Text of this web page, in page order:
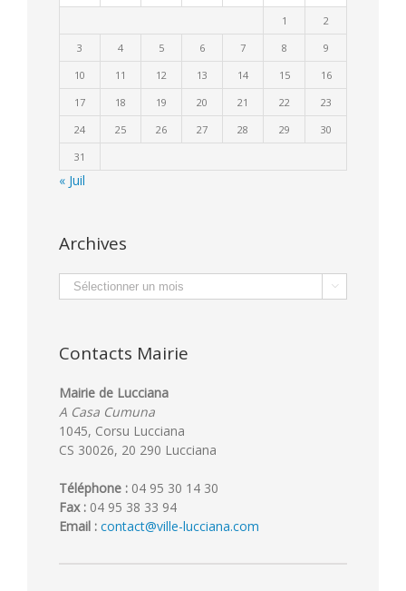
1
2
3
4 5 6 7 8
9
10
11 12 13 14 15
16
17
18 19 20 21 22
23
24
25 26 27 28 29
30
31
« Juil
Archives
Archives 
Contacts Mairie
Mairie de Lucciana
A Casa Cumuna
1045, Corsu Lucciana
CS 30026, 20 290 Lucciana
Téléphone : 04 95 30 14 30
Fax : 04 95 38 33 94
Email : contact@ville-lucciana.com